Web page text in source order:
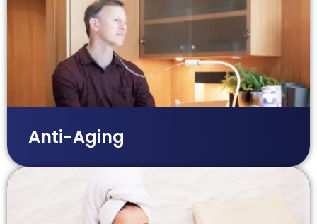
Anti-Aging